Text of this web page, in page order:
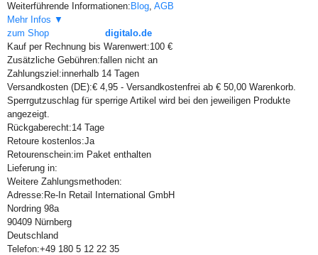
Weiterführende Informationen: Blog, AGB
Mehr Infos ▼
zum Shop
digitalo.de
Kauf per Rechnung bis Warenwert:100 €
Zusätzliche Gebühren:fallen nicht an
Zahlungsziel:innerhalb 14 Tagen
Versandkosten (DE):€ 4,95 - Versandkostenfrei ab € 50,00 Warenkorb.
Sperrgutzuschlag für sperrige Artikel wird bei den jeweiligen Produkte
angezeigt.
Rückgaberecht:14 Tage
Retoure kostenlos:Ja
Retourenschein:im Paket enthalten
Lieferung in:
Weitere Zahlungsmethoden:
Adresse: Re-In Retail International GmbH
Nordring 98a
90409 Nürnberg
Deutschland
Telefon:+49 180 5 12 22 35